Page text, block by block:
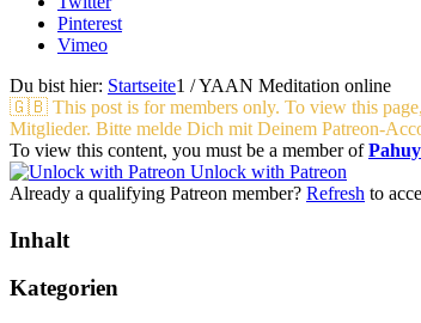
Pinterest
Vimeo
Du bist hier: Startseite1 /YAAN Meditation online
🇬🇧 This post is for members only. To view this
Mitglieder. Bitte melde Dich mit Deinem Patreon-
To view this content, you must be a member of
Unlock with Patreon
Already a qualifying Patreon member? Refresh to
Inhalt
Kategorien